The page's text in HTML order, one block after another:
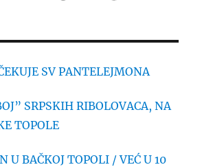
SV PANTELEJMONA
SRPSKIH RIBOLOVACA, NA
TOPOLE
U BAČKOJ TOPOLI / VEĆ U 10